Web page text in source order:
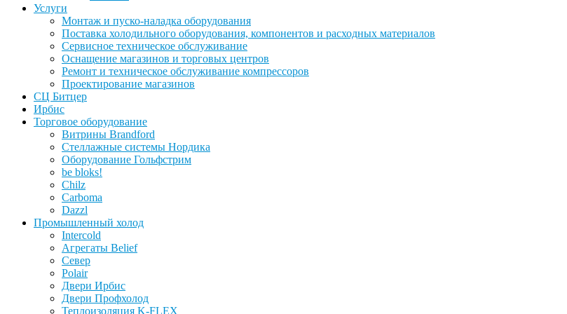
Услуги
Монтаж и пуско-наладка оборудования
Поставка холодильного оборудования, компонентов и расходных материалов
Сервисное техническое обслуживание
Оснащение магазинов и торговых центров
Ремонт и техническое обслуживание компрессоров
Проектирование магазинов
СЦ Битцер
Ирбис
Торговое оборудование
Витрины Brandford
Стеллажные системы Нордика
Оборудование Гольфстрим
be bloks!
Chilz
Carboma
Dazzl
Промышленный холод
Intercold
Агрегаты Belief
Север
Polair
Двери Ирбис
Двери Профхолод
Теплоизоляция K-FLEX